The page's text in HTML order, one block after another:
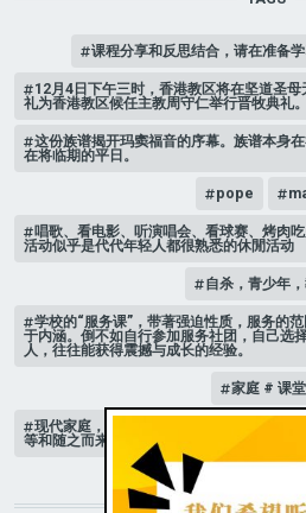
课程分享和反思结合，请在准备学
12月4日下午三时，香港教区将在坚道圣
礼为香港教区候任主教周守仁举行晋牧典礼。
这份族谱揭开玛窦福音的序幕。族谱本身
在将临期的平日。
pope
唱歌、看电影、听演唱会、看球赛、烤肉
活动似乎是代代年轻人都很熟悉的休閒活动
自杀，青少年
学校的“服务课”，带著强迫性质，服务的
于内涵。倒不如自行参加服务社团，自己选
人，往往能获得震撼与成长的经验。
家庭 # 课堂
现代家庭，子女或许都是宝贝，不公平的
等和随之而来的身心压力却仍旧挥之不去。
STAY CONNECTED